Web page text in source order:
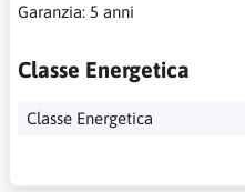
Garanzia: 5 anni
Classe Energetica
Classe Energetica